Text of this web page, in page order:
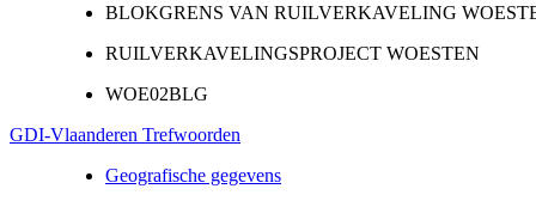
BLOKGRENS VAN RUILVERKAVELING
RUILVERKAVELINGSPROJECT WOESTEN
WOE02BLG
GDI-Vlaanderen Trefwoorden
Geografische gegevens